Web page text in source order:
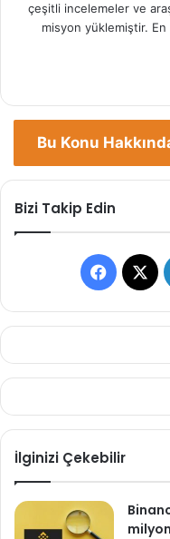
çeşitli incelemeler ve
misyon yüklemiştir. En
Bu Konu
Bizi Takip Edin
X
İlginizi Çekebilir